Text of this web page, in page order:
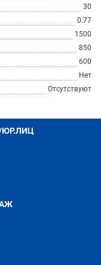
30
0.77
1500
850
600
Нет
Отсутствуют